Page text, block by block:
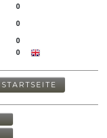
0
0
0
0
STARTSEITE